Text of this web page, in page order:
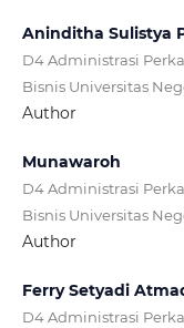
Aninditha Sulistya
D4 Administrasi
Bisnis Universitas
Author
Munawaroh
D4 Administrasi
Bisnis Universitas
Author
Ferry Setyadi
D4 Administrasi